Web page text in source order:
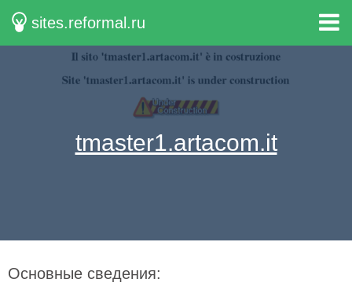
sites.reformal.ru
tmaster1.artacom.it
Основные сведения: